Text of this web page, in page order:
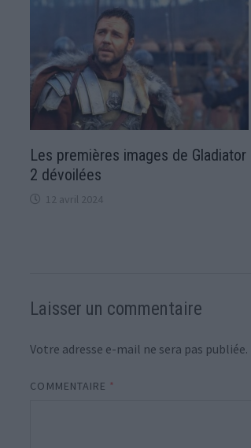
Les premières images de Gladiator
2 dévoilées
12 avril 2024
Laisser un commentaire
Votre adresse e-mail ne sera pas publiée.
COMMENTAIRE *